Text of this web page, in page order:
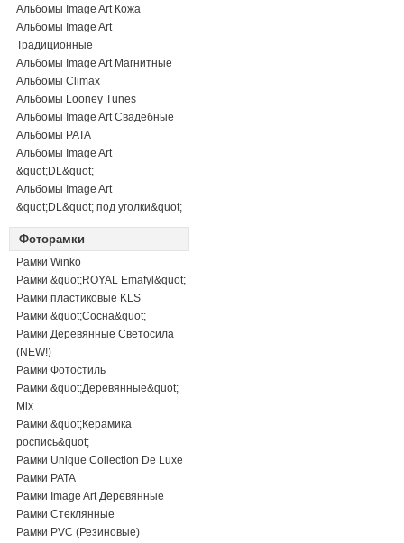
Альбомы Image Art Кожа
Альбомы Image Art
Традиционные
Альбомы Image Art Магнитные
Альбомы Climax
Альбомы Looney Tunes
Альбомы Image Art Свадебные
Альбомы PATA
Альбомы Image Art
&quot;DL&quot;
Альбомы Image Art
&quot;DL&quot; под уголки&quot;
Фоторамки
Рамки Winko
Рамки &quot;ROYAL Emafyl&quot;
Рамки пластиковые KLS
Рамки &quot;Сосна&quot;
Рамки Деревянные Светосила
(NEW!)
Рамки Фотостиль
Рамки &quot;Деревянные&quot;
Mix
Рамки &quot;Керамика
роспись&quot;
Рамки Unique Collection De Luxe
Рамки PATA
Рамки Image Art Деревянные
Рамки Стеклянные
Рамки PVC (Резиновые)